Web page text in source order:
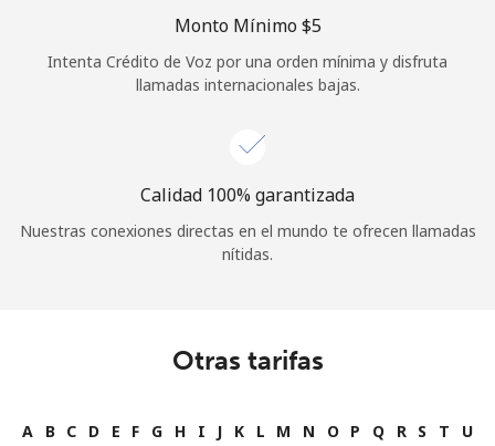
Monto Mínimo ⁦$5⁩
Intenta Crédito de Voz por una orden mínima y disfruta
llamadas internacionales bajas.
Calidad 100% garantizada
Nuestras conexiones directas en el mundo te ofrecen llamadas
nítidas.
Otras tarifas
A B C D E F G H I J K L M N O P Q R S T
U